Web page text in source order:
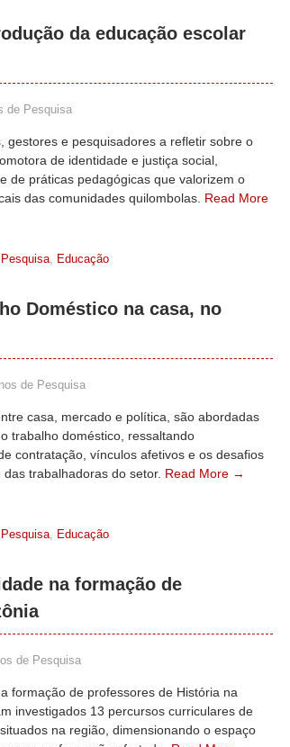
da educação escolar
de Pesquisa
gestores e pesquisadores a refletir sobre o
de identidade e justiça social,
de práticas pedagógicas que valorizem o
das comunidades quilombolas. Read More
, Educação
Doméstico na casa, no
de Pesquisa
casa, mercado e política, são abordadas
trabalho doméstico, ressaltando
contratação, vínculos afetivos e os desafios
trabalhadoras do setor. Read More →
, Educação
na formação de
de Pesquisa
formação de professores de História na
investigados 13 percursos curriculares de
na região, dimensionando o espaço